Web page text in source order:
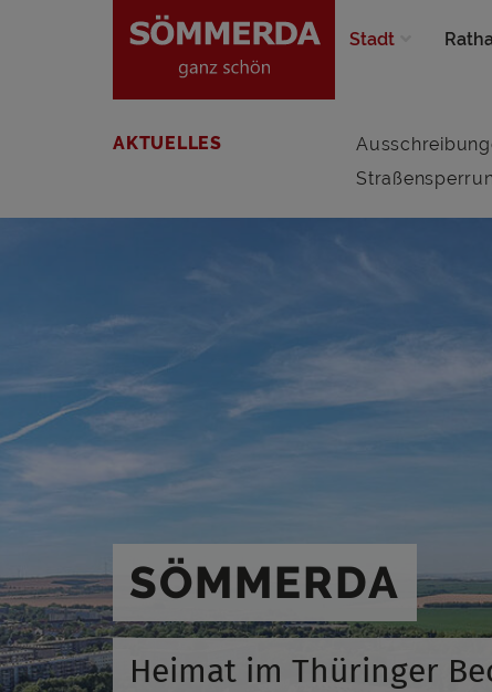
Stadt
AKTUELLES
SÖMMERDA
Heimat im Thüringer